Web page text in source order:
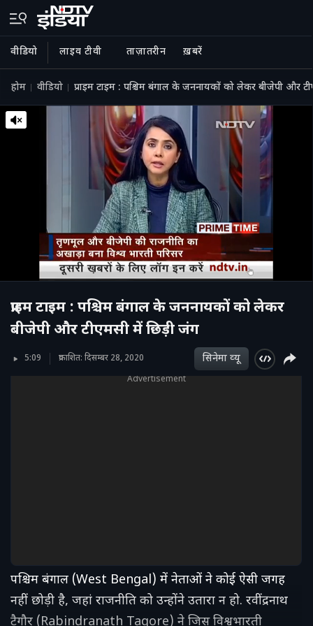
वीडियो लाइव टीवी ताज़ातरीन ख़बरें
होम वीडियो प्राइम टाइम : पश्चिम बंगाल के जननायकों को लेकर बीजेपी और
प्राइम टाइम : पश्चिम बंगाल के जननायकों को लेकर
बीजेपी और टीएमसी में छिड़ी जंग
5:09 प्रकाशित: दिसम्बर 28, 2020 सिनेमा व्‍यू
Advertisement
पश्चिम बंगाल (West Bengal) में नेताओं ने कोई ऐसी जगह
नहीं छोड़ी है, जहां राजनीति को उन्होंने उतारा न हो. रवींद्रनाथ
टैगौर (Rabindranath Tagore) ने जिस विश्वभारती